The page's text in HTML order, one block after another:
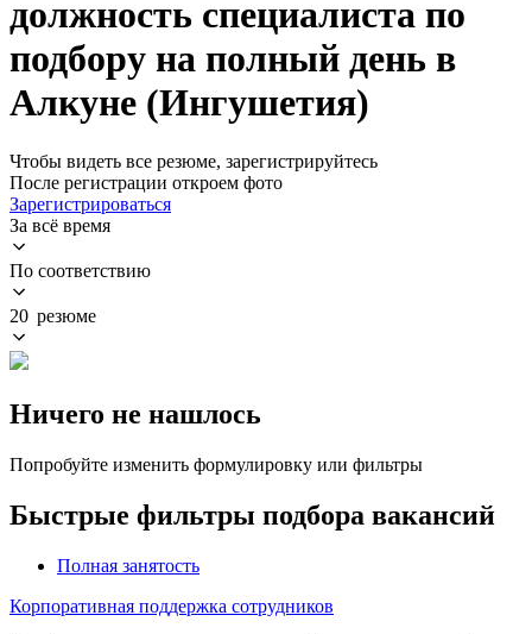
должность специалиста по
подбору на полный день в
Алкуне (Ингушетия)
Чтобы видеть все резюме, зарегистрируйтесь
После регистрации откроем фото
Зарегистрироваться
За всё время
По соответствию
20 резюме
Ничего не нашлось
Попробуйте изменить формулировку или фильтры
Быстрые фильтры подбора вакансий
Полная занятость
Корпоративная поддержка сотрудников